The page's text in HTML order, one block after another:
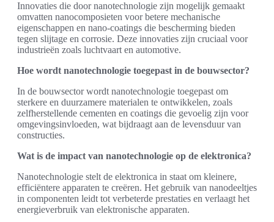
Innovaties die door nanotechnologie zijn mogelijk gemaakt
omvatten nanocomposieten voor betere mechanische
eigenschappen en nano-coatings die bescherming bieden
tegen slijtage en corrosie. Deze innovaties zijn cruciaal voor
industrieën zoals luchtvaart en automotive.
Hoe wordt nanotechnologie toegepast in de bouwsector?
In de bouwsector wordt nanotechnologie toegepast om
sterkere en duurzamere materialen te ontwikkelen, zoals
zelfherstellende cementen en coatings die gevoelig zijn voor
omgevingsinvloeden, wat bijdraagt aan de levensduur van
constructies.
Wat is de impact van nanotechnologie op de elektronica?
Nanotechnologie stelt de elektronica in staat om kleinere,
efficiëntere apparaten te creëren. Het gebruik van nanodeeltjes
in componenten leidt tot verbeterde prestaties en verlaagt het
energieverbruik van elektronische apparaten.